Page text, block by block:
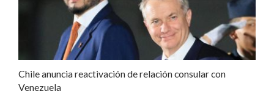
Chile anuncia reactivación de relación consular con
Venezuela